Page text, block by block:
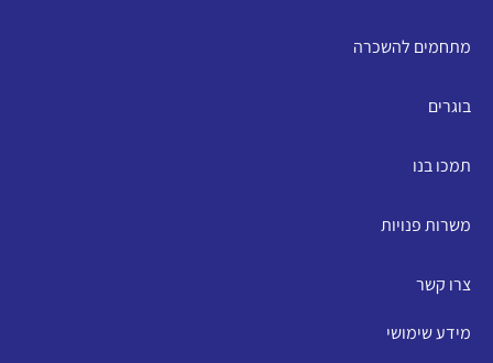
מתחמים להשכרה
בוגרים
תמכו בנו
משרות פנויות
צרו קשר
מידע שימושי